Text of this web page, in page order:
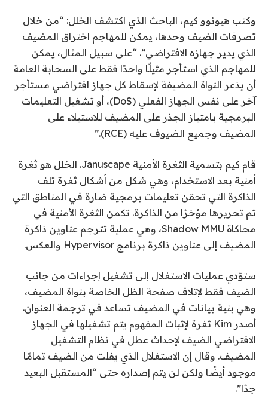
وكتب هيونوو كيم، الباحث الذي اكتشف الخلل: “من خلال
تصرفات الضيف وحدها، يمكن للمهاجم اختراق المضيف
الذي يدير جهازه الافتراضي”. “على سبيل المثال، يمكن
للمهاجم الذي استأجر مثيلًا واحدًا فقط على السحابة العامة
أن يذعر النواة المضيفة لإسقاط كل جهاز افتراضي مستأجر
آخر على نفس الجهاز الفعلي (DoS)، أو تشغيل التعليمات
البرمجية بامتياز الجذر على المضيف للاستيلاء على
المضيف وجميع الضيوف عليه (RCE).”
قام كيم بتسمية الثغرة الأمنية Januscape. الخلل هو ثغرة
أمنية بعد الاستخدام، وهي شكل من أشكال ثغرة تلف
الذاكرة التي تحقن تعليمات برمجية ضارة في المناطق التي
تم تحريرها مؤخرًا من الذاكرة. تكمن الثغرة الأمنية في
محاكاة Shadow MMU، وهي عملية تترجم عناوين ذاكرة
المضيف إلى عناوين ذاكرة برنامج Hypervisor والعكس.
ستؤدي عمليات الاستغلال إلى تشغيل إجراءات من جانب
الضيف فقط لإتلاف صفحة الظل الخاصة بنواة المضيف،
وهي بنية بيانات في المضيف تساعد في ترجمة العنوان.
أصدر Kim ثغرة لإثبات المفهوم يتم تشغيلها في الجهاز
الافتراضي الضيف لإحداث عطل في نظام التشغيل
المضيف. وقال إن الاستغلال الذي يفلت من الضيف تمامًا
موجود أيضًا ولكن لن يتم إصداره حتى “المستقبل البعيد
جدًا”.